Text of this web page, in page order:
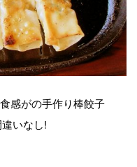
感がの手作り棒餃子
いなし!